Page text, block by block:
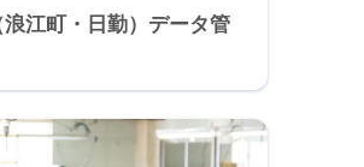
浪江町・日勤）データ管